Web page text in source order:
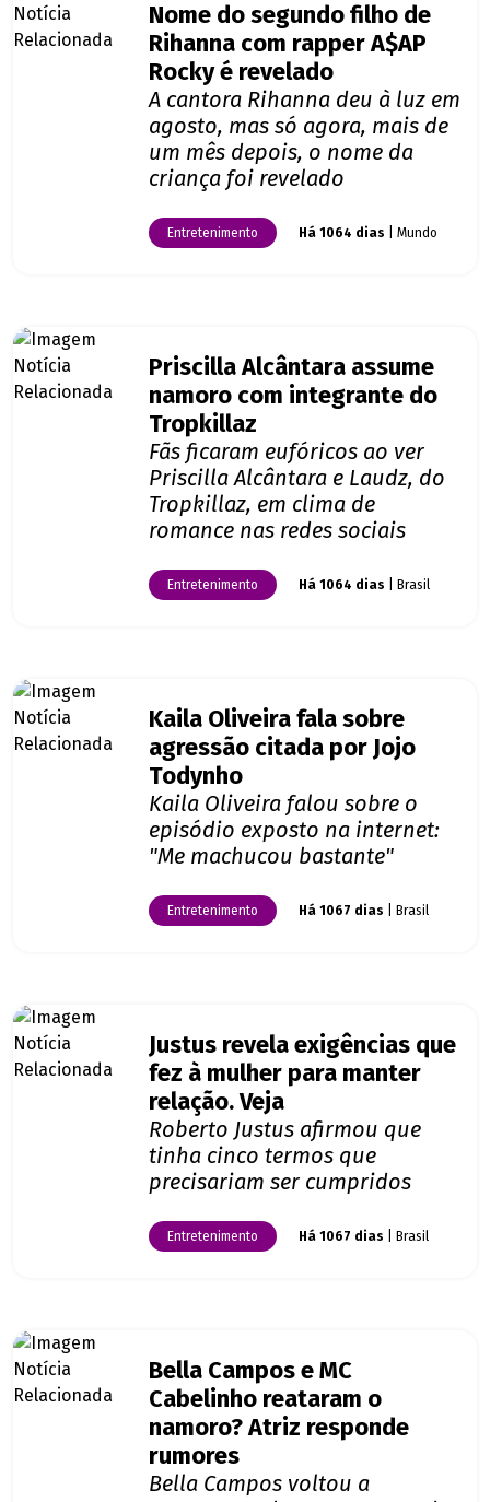
Nome do segundo filho de
Rihanna com rapper A$AP
Rocky é revelado
A cantora Rihanna deu à luz em
agosto, mas só agora, mais de
um mês depois, o nome da
criança foi revelado
Entretenimento Há 1064 dias | Mundo
Priscilla Alcântara assume
namoro com integrante do
Tropkillaz
Fãs ficaram eufóricos ao ver
Priscilla Alcântara e Laudz, do
Tropkillaz, em clima de
romance nas redes sociais
Entretenimento Há 1064 dias | Brasil
Kaila Oliveira fala sobre
agressão citada por Jojo
Todynho
Kaila Oliveira falou sobre o
episódio exposto na internet:
"Me machucou bastante"
Entretenimento Há 1067 dias | Brasil
Justus revela exigências que
fez à mulher para manter
relação. Veja
Roberto Justus afirmou que
tinha cinco termos que
precisariam ser cumpridos
Entretenimento Há 1067 dias | Brasil
Bella Campos e MC
Cabelinho reataram o
namoro? Atriz responde
rumores
Bella Campos voltou a